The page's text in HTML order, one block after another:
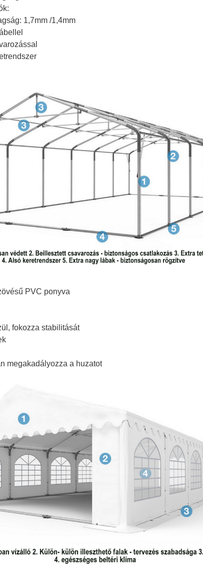
1,7mm /1,4mm
PVC ponyva
fokozza stabilitását
megakadályozza a huzatot